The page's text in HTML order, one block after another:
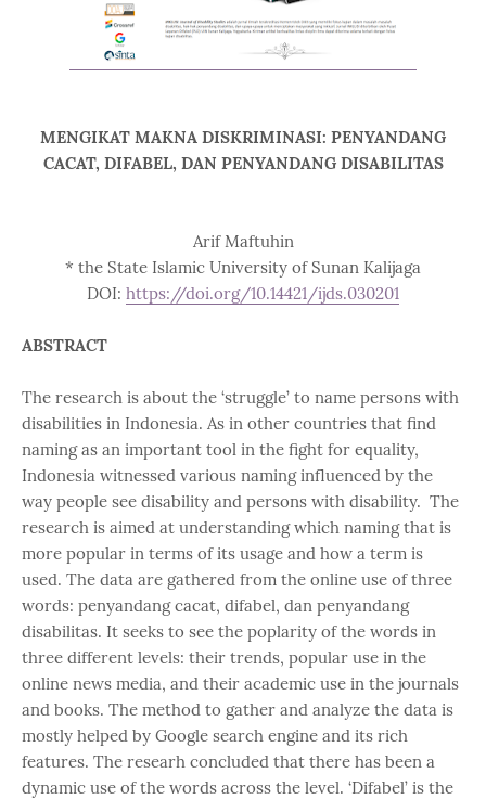
MENGIKAT MAKNA DISKRIMINASI: PENYANDANG
CACAT, DIFABEL, DAN PENYANDANG DISABILITAS
Arif Maftuhin
* the State Islamic University of Sunan Kalijaga
DOI: https://doi.org/10.14421/ijds.030201
ABSTRACT
The research is about the ‘struggle’ to name persons with
disabilities in Indonesia. As in other countries that find
naming as an important tool in the fight for equality,
Indonesia witnessed various naming influenced by the
way people see disability and persons with disability. The
research is aimed at understanding which naming that is
more popular in terms of its usage and how a term is
used. The data are gathered from the online use of three
words: penyandang cacat, difabel, dan penyandang
disabilitas. It seeks to see the poplarity of the words in
three different levels: their trends, popular use in the
online news media, and their academic use in the journals
and books. The method to gather and analyze the data is
mostly helped by Google search engine and its rich
features. The researh concluded that there has been a
dynamic use of the words across the level. ‘Difabel’ is the